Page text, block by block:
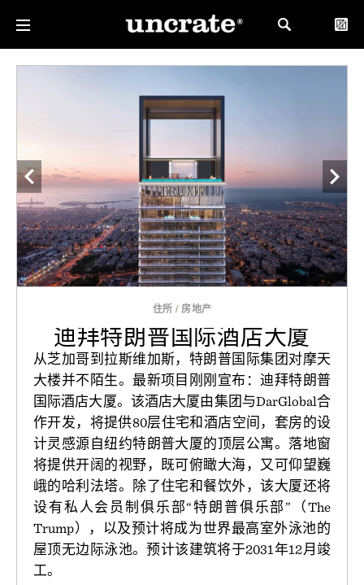
住所 /房地产
迪拜特朗普国际酒店大厦
从芝加哥到拉斯维加斯，特朗普国际集团对摩天
大楼并不陌生。最新项目刚刚宣布：迪拜特朗普
国际酒店大厦。该酒店大厦由集团与DarGlobal合
作开发，将提供80层住宅和酒店空间，套房的设
计灵感源自纽约特朗普大厦的顶层公寓。落地窗
将提供开阔的视野，既可俯瞰大海，又可仰望巍
峨的哈利法塔。除了住宅和餐饮外，该大厦还将
设有私人会员制俱乐部“特朗普俱乐部”（The
Trump），以及预计将成为世界最高室外泳池的
屋顶无边际泳池。预计该建筑将于2031年12月竣
工。